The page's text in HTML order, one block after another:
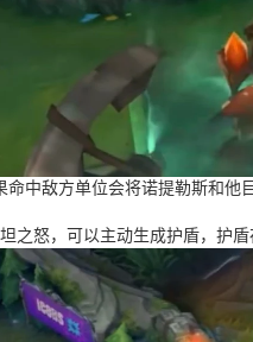
命中敌方单位会将诺提勒斯和
之怒，可以主动生成护盾，护